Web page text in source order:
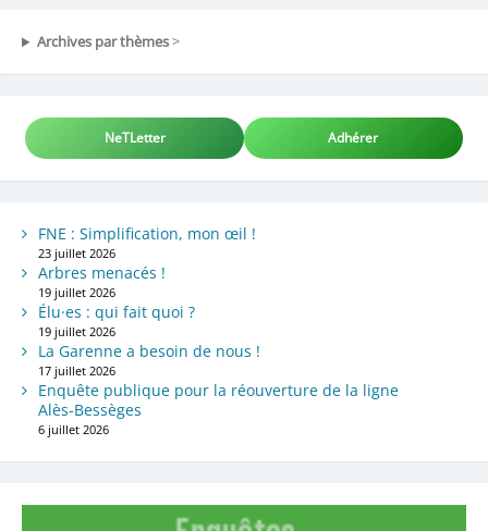
Archives par thèmes>
NeTLetter Adhérer
FNE : Simplification, mon œil !
23 juillet 2026
Arbres menacés !
19 juillet 2026
Élu·es : qui fait quoi ?
19 juillet 2026
La Garenne a besoin de nous !
17 juillet 2026
Enquête publique pour la réouverture de la ligne
Alès-Bessèges
6 juillet 2026